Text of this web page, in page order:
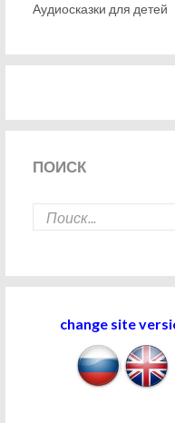
Аудиосказки для детей
ПОИСК
change site